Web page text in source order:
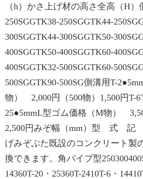
（h）かさ上げ材の高さ全高（H）
250SGGTK38-250SGGTK44-
300SGGTK44-300SGGTK50-
400SGGTK50-400SGGTK60-
400SGGTK32-500SGGTK60-
500SGGTK90-500SG側溝用T-
物） 2,000円（500物）1,500円T-
25●5mmL型ゴム価格（M物）
2,500円みぞ幅（mm）型 式 記
げみぞぶた既設のコンクリート製
換できます。角パイプ型
14360T-20・25360T-2410T-6・